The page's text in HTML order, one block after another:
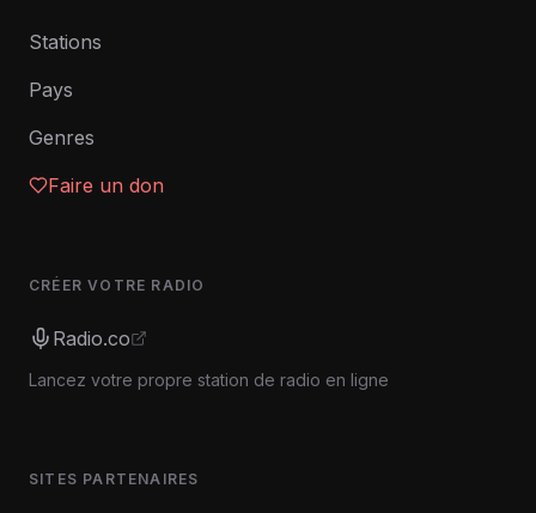
Stations
Pays
Genres
Faire un don
CRÉER VOTRE RADIO
Radio.co
Lancez votre propre station de radio en ligne
SITES PARTENAIRES